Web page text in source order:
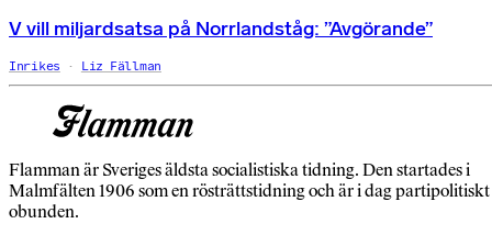
V vill miljardsatsa på Norrlandståg: ”Avgörande”
Inrikes Liz Fällman
Flamman är Sveriges äldsta socialistiska tidning. Den startades i
Malmfälten 1906 som en rösträttstidning och är i dag partipolitiskt
obunden.